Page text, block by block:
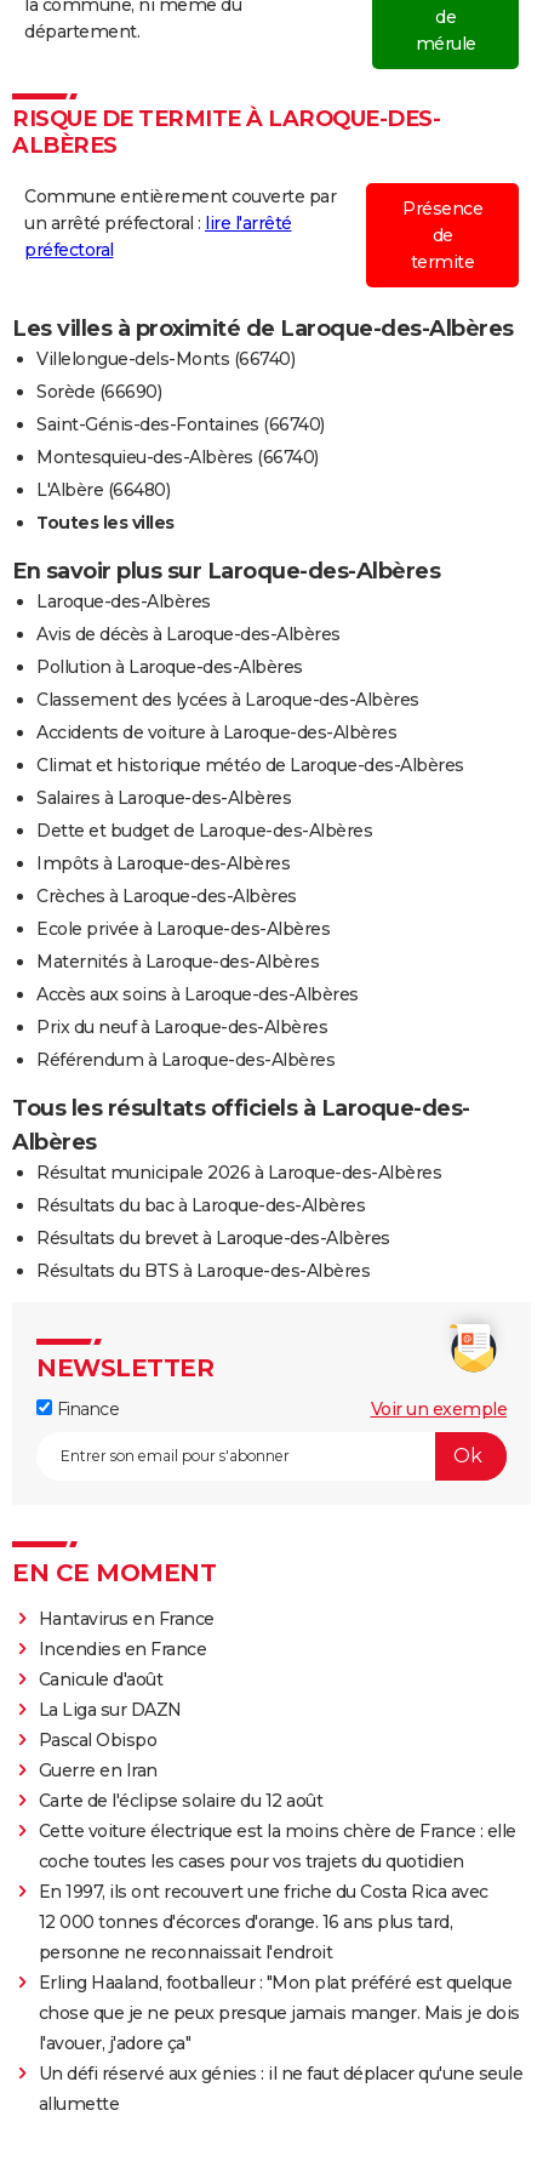
Naturelle
20/06/1982 10 000 0 0
10/04/1982 10 000 0
19/05/1981 0
0
(travaux)
13/08/1979 1 000 0
la commune, ni même du
département.
de
mérule
RISQUE DE TERMITE À LAROQUE-DES-
ALBÈRES
Commune entièrement couverte par
un arrêté préfectoral : lire l'arrêté
préfectoral
Présence
de
termite
Les villes à proximité de Laroque-des-Albères
Villelongue-dels-Monts (66740)
Sorède (66690)
Saint-Génis-des-Fontaines (66740)
Montesquieu-des-Albères (66740)
L'Albère (66480)
Toutes les villes
En savoir plus sur Laroque-des-Albères
Laroque-des-Albères
Avis de décès à Laroque-des-Albères
Pollution à Laroque-des-Albères
Classement des lycées à Laroque-des-Albères
Accidents de voiture à Laroque-des-Albères
Climat et historique météo de Laroque-des-Albères
Salaires à Laroque-des-Albères
Dette et budget de Laroque-des-Albères
Impôts à Laroque-des-Albères
Crèches à Laroque-des-Albères
Ecole privée à Laroque-des-Albères
Maternités à Laroque-des-Albères
Accès aux soins à Laroque-des-Albères
Prix du neuf à Laroque-des-Albères
Référendum à Laroque-des-Albères
Tous les résultats officiels à Laroque-des-
Albères
Résultat municipale 2026 à Laroque-des-Albères
Résultats du bac à Laroque-des-Albères
Résultats du brevet à Laroque-des-Albères
Résultats du BTS à Laroque-des-Albères
NEWSLETTER
Finance Voir un exemple
EN CE MOMENT
Hantavirus en France
Incendies en France
Canicule d'août
La Liga sur DAZN
Pascal Obispo
Guerre en Iran
Carte de l'éclipse solaire du 12 août
Cette voiture électrique est la moins chère de France : elle
coche toutes les cases pour vos trajets du quotidien
En 1997, ils ont recouvert une friche du Costa Rica avec
12 000 tonnes d'écorces d'orange. 16 ans plus tard,
personne ne reconnaissait l'endroit
Erling Haaland, footballeur : "Mon plat préféré est quelque
chose que je ne peux presque jamais manger. Mais je dois
l'avouer, j'adore ça"
Un défi réservé aux génies : il ne faut déplacer qu'une seule
allumette